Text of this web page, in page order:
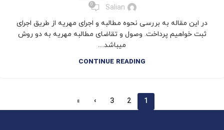
Salian
0
در این مقاله به بررسی نحوه مطالبه و اجرای مهریه از طریق اجرای
ثبت خواهیم پرداخت. وصول و تقاضای مطالبه مهریه به دو روش
می­باشد....
CONTINUE READING
1
2
3
›
»